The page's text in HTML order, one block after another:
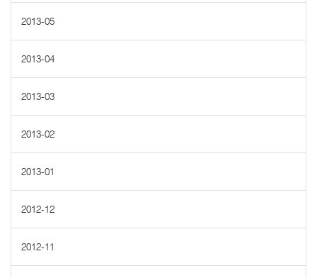
2013-05
2013-04
2013-03
2013-02
2013-01
2012-12
2012-11